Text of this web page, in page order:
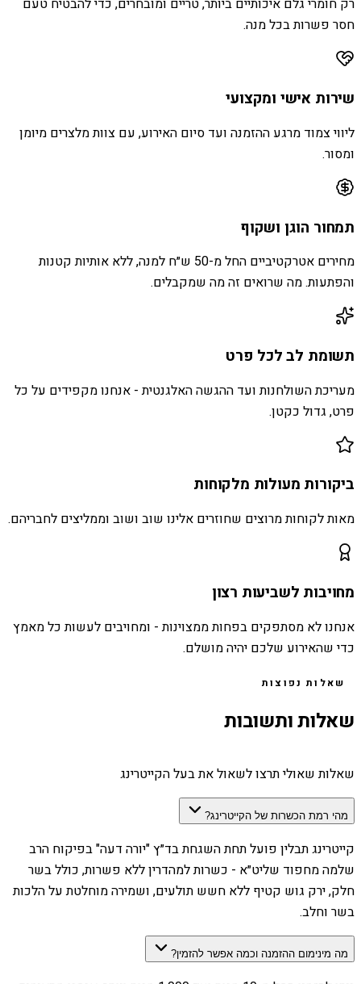
רק חומרי גלם איכותיים ביותר, טריים ומובחרים, כדי להבטיח טעם
חסר פשרות בכל מנה.
שירות אישי ומקצועי
ליווי צמוד מרגע ההזמנה ועד סיום האירוע, עם צוות מלצרים מיומן
ומסור.
תמחור הוגן ושקוף
מחירים אטרקטיביים החל מ-50 ש״ח למנה, ללא אותיות קטנות
והפתעות. מה שרואים זה מה שמקבלים.
תשומת לב לכל פרט
מעריכת השולחנות ועד ההגשה האלגנטית - אנחנו מקפידים על כל
פרט, גדול כקטן.
ביקורות מעולות מלקוחות
מאות לקוחות מרוצים שחוזרים אלינו שוב ושוב וממליצים לחבריהם.
מחויבות לשביעות רצון
אנחנו לא מסתפקים בפחות ממצוינות - ומחויבים לעשות כל מאמץ
כדי שהאירוע שלכם יהיה מושלם.
שאלות נפוצות
שאלות ותשובות
שאלות שאולי תרצו לשאול את בעל הקייטרינג
מהי רמת הכשרות של הקייטרינג?
קייטרינג תבלין פועל תחת השגחת בד״ץ "יורה דעה" בפיקוח הרב
שלמה מחפוד שליט״א - כשרות למהדרין ללא פשרות, כולל בשר
חלק, ירק גוש קטיף ללא חשש תולעים, ושמירה מוחלטת על הלכות
בשר וחלב.
מה מינימום ההזמנה וכמה אפשר להזמין?